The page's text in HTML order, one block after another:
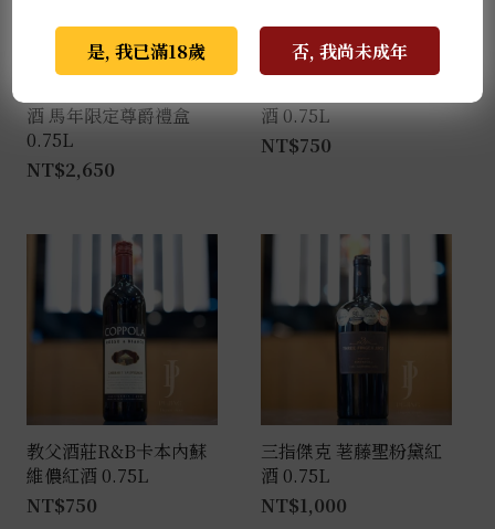
酒 馬年限定尊爵禮盒
0.75L
NT$2,650
酒 0.75L
NT$750
教父酒莊R&B卡本內蘇
維儂紅酒 0.75L
NT$750
三指傑克 荖藤聖粉黛紅
酒 0.75L
NT$1,000
是, 我已滿18歲 否, 我尚未成年